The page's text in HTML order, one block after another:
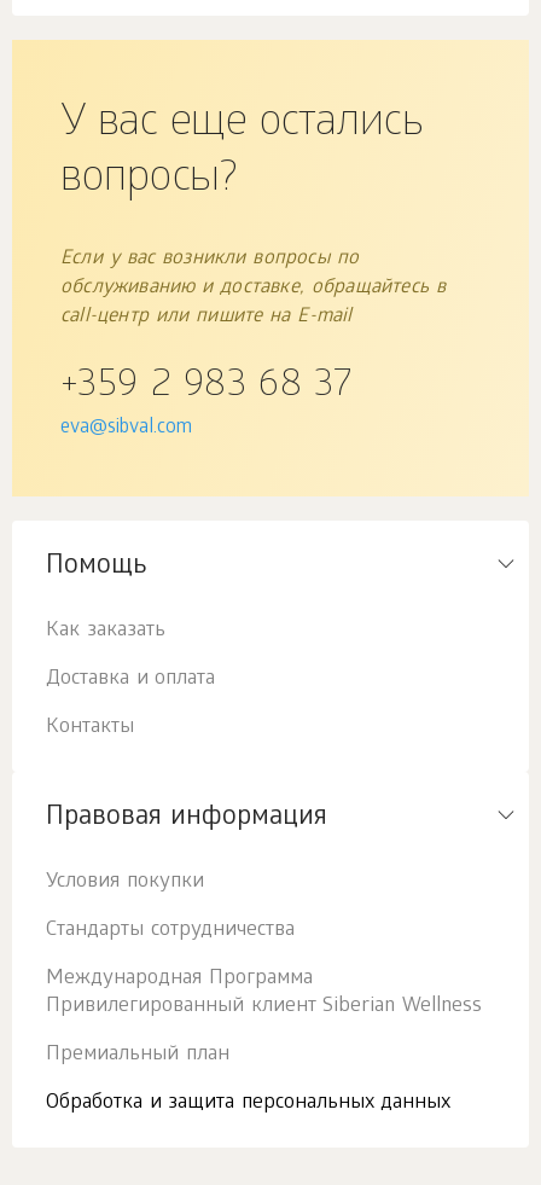
У вас еще остались
вопросы?
Если у вас возникли вопросы по
обслуживанию и доставке, обращайтесь в
call-центр или пишите на E-mail
+359 2 983 68 37
eva@sibval.com
Помощь
Как заказать
Доставка и оплата
Контакты
Правовая информация
Условия покупки
Стандарты сотрудничества
Международная Программа
Привилегированный клиент Siberian Wellness
Премиальный план
Обработка и защита персональных данных